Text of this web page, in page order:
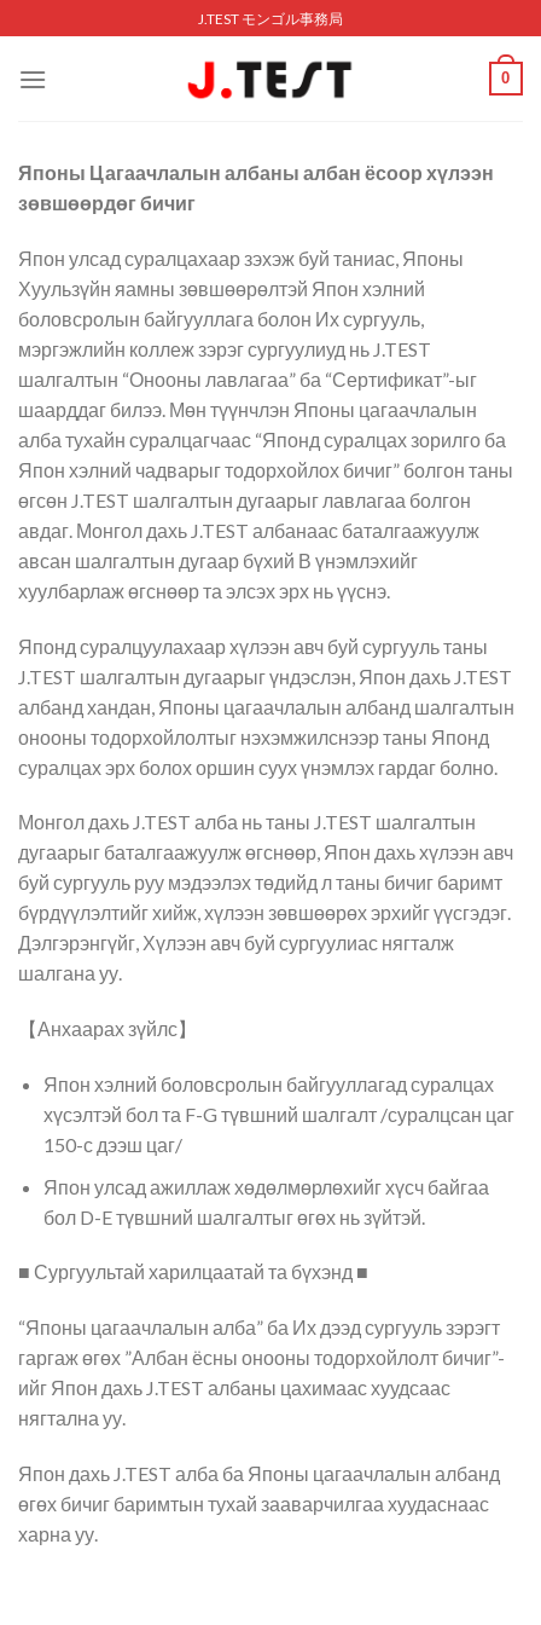
content
J.TEST モンゴル事務局
0
Японы Цагаачлалын албаны албан ёсоор хүлээн
зөвшөөрдөг бичиг
Япон улсад суралцахаар зэхэж буй таниас, Японы
Хуульзүйн яамны зөвшөөрөлтэй Япон хэлний
боловсролын байгууллага болон Их сургууль,
мэргэжлийн коллеж зэрэг сургуулиуд нь J.TEST
шалгалтын “Онооны лавлагаа” ба “Сертификат”-ыг
шаарддаг билээ. Мөн түүнчлэн Японы цагаачлалын
алба тухайн суралцагчаас “Японд суралцах зорилго ба
Япон хэлний чадварыг тодорхойлох бичиг” болгон таны
өгсөн J.TEST шалгалтын дугаарыг лавлагаа болгон
авдаг. Монгол дахь J.TEST албанаас баталгаажуулж
авсан шалгалтын дугаар бүхий В үнэмлэхийг
хуулбарлаж өгснөөр та элсэх эрх нь үүснэ.
Японд суралцуулахаар хүлээн авч буй сургууль таны
J.TEST шалгалтын дугаарыг үндэслэн, Япон дахь J.TEST
албанд хандан, Японы цагаачлалын албанд шалгалтын
онооны тодорхойлолтыг нэхэмжилснээр таны Японд
суралцах эрх болох оршин суух үнэмлэх гардаг болно.
Монгол дахь J.TEST алба нь таны J.TEST шалгалтын
дугаарыг баталгаажуулж өгснөөр, Япон дахь хүлээн авч
буй сургууль руу мэдээлэх төдийд л таны бичиг баримт
бүрдүүлэлтийг хийж, хүлээн зөвшөөрөх эрхийг үүсгэдэг.
Дэлгэрэнгүйг, Хүлээн авч буй сургуулиас нягталж
шалгана уу.
【Анхаарах зүйлс】
Япон хэлний боловсролын байгууллагад суралцах
хүсэлтэй бол та F-G түвшний шалгалт /суралцсан цаг
150-с дээш цаг/
Япон улсад ажиллаж хөдөлмөрлөхийг хүсч байгаа
бол D-E түвшний шалгалтыг өгөх нь зүйтэй.
■ Сургуультай харилцаатай та бүхэнд ■
“Японы цагаачлалын алба” ба Их дээд сургууль зэрэгт
гаргаж өгөх ”Албан ёсны онооны тодорхойлолт бичиг”-
ийг Япон дахь J.TEST албаны цахимаас хуудсаас
нягтална уу.
Япон дахь J.TEST алба ба Японы цагаачлалын албанд
өгөх бичиг баримтын тухай зааварчилгаа хуудаснаас
харна уу.